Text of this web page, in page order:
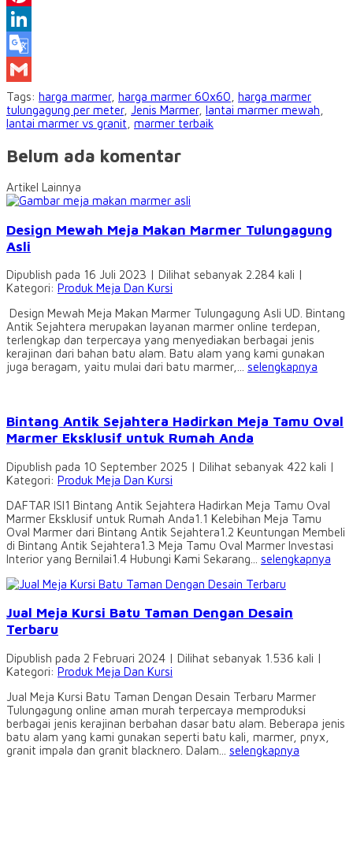
Pinterest
LinkedIn
Google
Translate
Gmail
Tags: harga marmer, harga marmer 60x60 harga marmer
tulungagung per meter, Jenis Marmer, lantai marmer mewah
lantai marmer vs granit marmer terbaik
Belum ada komentar
Artikel Lainnya
Design Mewah Meja Makan Marmer Tulungagung
Asli
Dipublish pada 16 Juli 2023 | Dilihat sebanyak 2.284 kali |
Kategori: Produk Meja Dan Kursi
Design Mewah Meja Makan Marmer Tulungagung Asli UD. Bintang
Antik Sejahtera merupakan layanan marmer online terdepan,
terlengkap dan terpercaya yang menyediakan berbagai jenis
kerajinan dari bahan batu alam. Batu alam yang kami gunakan
juga beragam, yaitu mulai dari batu marmer,... selengkapnya
Bintang Antik Sejahtera Hadirkan Meja Tamu Oval
Marmer Eksklusif untuk Rumah Anda
Dipublish pada 10 September 2025 | Dilihat sebanyak 422 kali |
Kategori: Produk Meja Dan Kursi
DAFTAR ISI1 Bintang Antik Sejahtera Hadirkan Meja Tamu Oval
Marmer Eksklusif untuk Rumah Anda1.1 Kelebihan Meja Tamu
Oval Marmer dari Bintang Antik Sejahtera1.2 Keuntungan Membeli
di Bintang Antik Sejahtera1.3 Meja Tamu Oval Marmer Investasi
Interior yang Bernilai1.4 Hubungi Kami Sekarang... selengkapnya
Jual Meja Kursi Batu Taman Dengan Desain
Terbaru
Dipublish pada 2 Februari 2024 | Dilihat sebanyak 1.536 kali |
Kategori: Produk Meja Dan Kursi
Jual Meja Kursi Batu Taman Dengan Desain Terbaru Marmer
Tulungagung online aman murah terpercaya memproduksi
berbagai jenis kerajinan berbahan dasar batu alam. Beberapa jenis
batu alam yang kami gunakan seperti batu kali, marmer, pnyx,
granit impala dan granit blacknero. Dalam... selengkapnya